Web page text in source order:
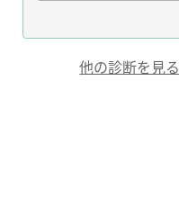
他の診断を見る